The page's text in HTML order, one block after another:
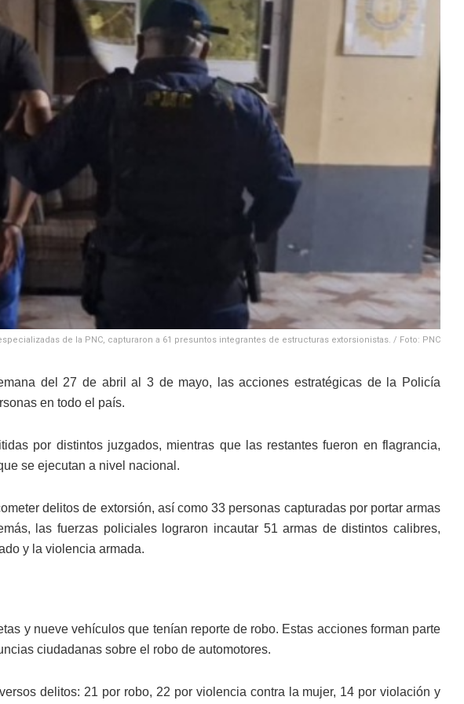
de la PNC, capturaron a 61 presuntos integrantes de estructuras extorsionistas. / Foto: PNC
del 27 de abril al 3 de mayo, las acciones estratégicas de la Policía
en todo el país.
por distintos juzgados, mientras que las restantes fueron en flagrancia,
se ejecutan a nivel nacional.
delitos de extorsión, así como 33 personas capturadas por portar armas
las fuerzas policiales lograron incautar 51 armas de distintos calibres,
y la violencia armada.
y nueve vehículos que tenían reporte de robo. Estas acciones forman parte
ciudadanas sobre el robo de automotores.
delitos: 21 por robo, 22 por violencia contra la mujer, 14 por violación y